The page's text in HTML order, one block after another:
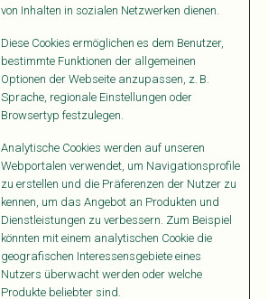
von Inhalten in sozialen Netzwerken dienen.
Diese Cookies ermöglichen es dem Benutzer,
bestimmte Funktionen der allgemeinen
Optionen der Webseite anzupassen, z. B.
Sprache, regionale Einstellungen oder
Browsertyp festzulegen.
Analytische Cookies werden auf unseren
Webportalen verwendet, um Navigationsprofile
zu erstellen und die Präferenzen der Nutzer zu
kennen, um das Angebot an Produkten und
Dienstleistungen zu verbessern. Zum Beispiel
könnten mit einem analytischen Cookie die
geografischen Interessensgebiete eines
Nutzers überwacht werden oder welche
Produkte beliebter sind.